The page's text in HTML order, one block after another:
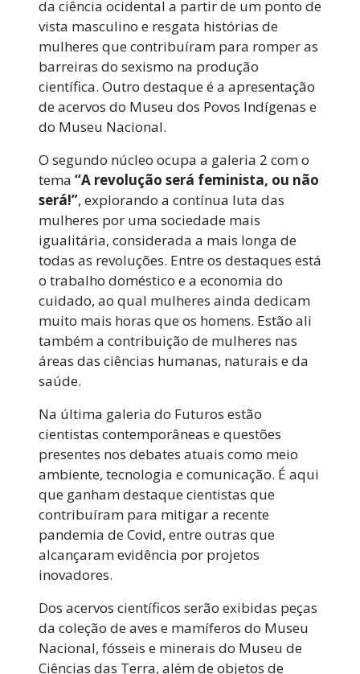
da ciência ocidental a partir de um ponto de
vista masculino e resgata histórias de
mulheres que contribuíram para romper as
barreiras do sexismo na produção
científica. Outro destaque é a apresentação
de acervos do Museu dos Povos Indígenas e
do Museu Nacional.
O segundo núcleo ocupa a galeria 2 com o
tema “A revolução será feminista, ou não
será!”, explorando a contínua luta das
mulheres por uma sociedade mais
igualitária, considerada a mais longa de
todas as revoluções. Entre os destaques está
o trabalho doméstico e a economia do
cuidado, ao qual mulheres ainda dedicam
muito mais horas que os homens. Estão ali
também a contribuição de mulheres nas
áreas das ciências humanas, naturais e da
saúde.
Na última galeria do Futuros estão
cientistas contemporâneas e questões
presentes nos debates atuais como meio
ambiente, tecnologia e comunicação. É aqui
que ganham destaque cientistas que
contribuíram para mitigar a recente
pandemia de Covid, entre outras que
alcançaram evidência por projetos
inovadores.
Dos acervos científicos serão exibidas peças
da coleção de aves e mamíferos do Museu
Nacional, fósseis e minerais do Museu de
Ciências das Terra, além de objetos de